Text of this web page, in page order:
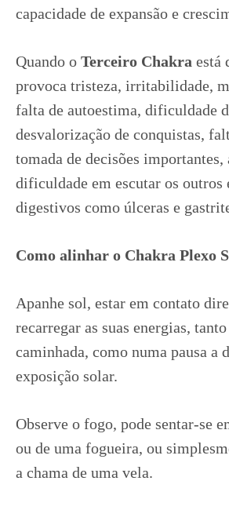
capacidade de expansão e
Quando o Terceiro Chakra está
provoca tristeza, irritabilidade,
falta de autoestima, dificuldade
desvalorização de conquistas,
tomada de decisões importantes,
dificuldade em escutar os outros
digestivos como úlceras e
Como alinhar o Chakra Plexo
Apanhe sol, estar em contato
recarregar as suas energias,
caminhada, como numa pausa a
exposição solar.
Observe o fogo, pode sentar-se
ou de uma fogueira, ou
a chama de uma vela.